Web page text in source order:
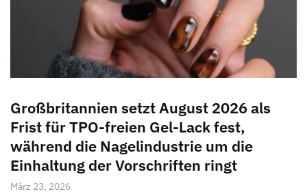
Großbritannien setzt August 2026 als
Frist für TPO-freien Gel-Lack fest,
während die Nagelindustrie um die
Einhaltung der Vorschriften ringt
März 23, 2026